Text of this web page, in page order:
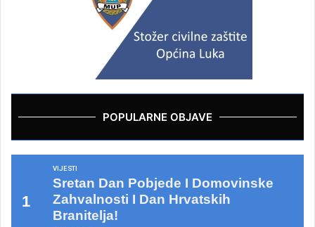
POPULARNE OBJAVE
VIJESTI
Sretan Dan Pobjede I Domovinske
Zahvalnosti I Dan Hrvatskih
Branitelja!